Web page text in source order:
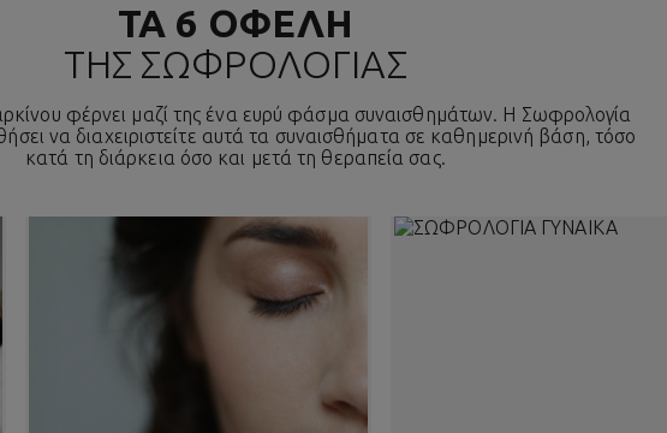
ΤΑ 6 ΟΦΕΛΗ
ΤΗΣ ΣΩΦΡΟΛΟΓΙΑΣ
φέρνει μαζί της ένα ευρύ φάσμα συναισθημάτων. Η Σωφρολογία
να διαχειριστείτε αυτά τα συναισθήματα σε καθημερινή βάση, τόσο
κατά τη διάρκεια όσο και μετά τη θεραπεία σας.